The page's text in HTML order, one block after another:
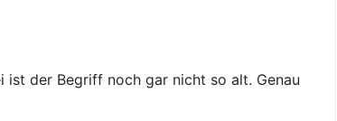
ist der Begriff noch gar nicht so alt. Genau